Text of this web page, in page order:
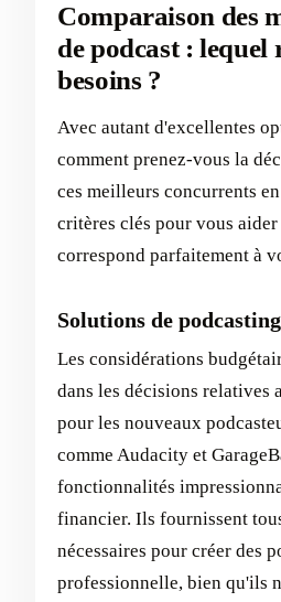
Comparaison des
de podcast : lequel
besoins ?
Avec autant d'excellentes
comment prenez-vous la
ces meilleurs concurrents
critères clés pour vous
correspond parfaitement à
Solutions de
Les considérations
dans les décisions
pour les nouveaux
comme Audacity et
fonctionnalités
financier. Ils fournissent
nécessaires pour créer des
professionnelle, bien qu'ils